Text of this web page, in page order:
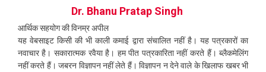
Dr. Bhanu Pratap Singh
आर्थिक सहयोग की विनम्र अपील
यह वेबसाइट किसी की भी काली कमाई द्वारा संचालित नहीं है। यह पत्रकारों का
नवाचार है। सकारात्मक रवैया है। हम पीत पत्रकारिता नहीं करते हैं। ब्लैकमेलिंग
नहीं करते हैं। जबरन विज्ञापन नहीं लेते हैं। विज्ञापन न देने वाले के खिलाफ खबर भी